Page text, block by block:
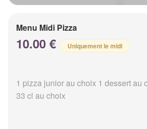
Menu Midi Pizza
10.00 € Uniquement le midi
1 pizza junior au choix 1 dessert au
33 cl au choix